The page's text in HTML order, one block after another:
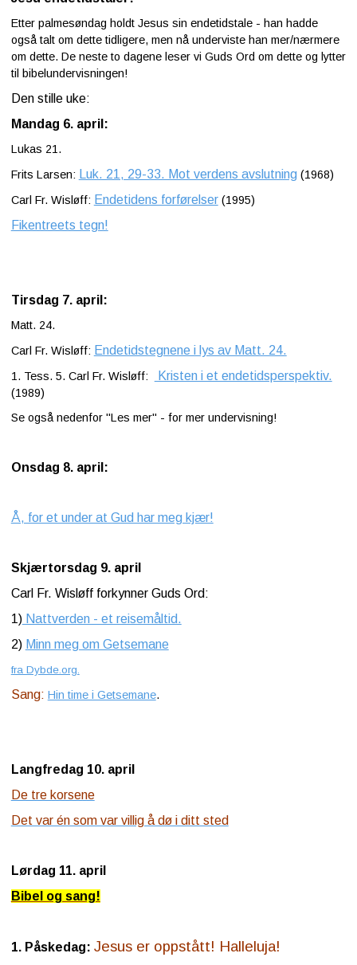
Etter palmesøndag holdt Jesus sin endetidstale - han hadde
også talt om dette tidligere, men nå underviste han mer/nærmere
om dette. De neste to dagene leser vi Guds Ord om dette og lytter
til bibelundervisningen!
Den stille uke:
Mandag 6. april:
Lukas 21.
Frits Larsen:
Luk. 21, 29-33. Mot verdens avslutning(1968)
Carl Fr. Wisløff: Endetidens forførelser(1995)
Fikentreets tegn!
Tirsdag 7. april:
Matt. 24.
Carl Fr. Wisløff: Endetidstegnene i lys av Matt. 24.
1. Tess. 5. Carl Fr. Wisløff: Kristen i et endetidsperspektiv.
(1989)
Se også nedenfor "Les mer" - for mer undervisning!
Onsdag 8. april:
Å, for et under at Gud har meg kjær!
Skjærtorsdag 9. april
Carl Fr. Wisløff forkynner Guds Ord:
1)Nattverden - et reisemåltid.
2) Minn meg om Getsemane
fra Dybde.org.
Sang: Hin time i Getsemane.
Langfredag 10. april
De tre korsene
Det var én som var villig å dø i ditt sted
Lørdag 11. april
Bibel og sang!
1. Påskedag: Jesus er oppstått! Halleluja!